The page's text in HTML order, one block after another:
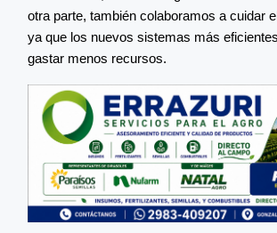
otra parte, también colaboramos a cuidar
ya que los nuevos sistemas más
gastar menos recursos.